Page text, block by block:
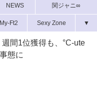
NEWS 関ジャニ∞
Ft2 Sexy Zone ▼
間1位獲得も、°C-ute
態に